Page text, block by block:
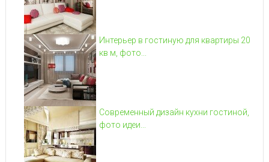
Интерьер в гостиную для квартиры 20
кв м, фото...
Современный дизайн кухни гостиной,
фото идеи...